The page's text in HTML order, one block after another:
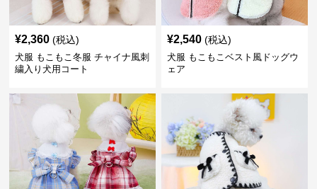
¥2,360 (税込)
犬服 もこもこ冬服 チャイナ風刺
繍入り犬用コート
¥2,540 (税込)
犬服 もこもこベスト風ドッグウ
ェア